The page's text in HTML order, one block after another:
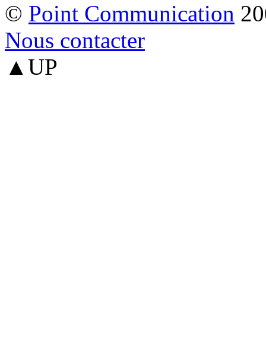
© Point Communication
Nous contacter
▲UP